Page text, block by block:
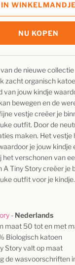
IN WINKELMANDJE
NU KOPEN
de nieuwe
zacht organisch
van jouw kindje
bewegen en de
vestje creëer je
outfit. Door de
maken. Het vestje
je jouw kindje
het verschonen van
A Tiny Story creëer je
outfit voor je kindje.
- Nederlands
maat 50 tot en met
Biologisch katoen
Story valt op maat
de wasvoorschriften